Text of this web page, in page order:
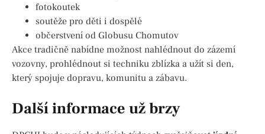
fotokoutek
soutěže pro děti i dospělé
občerstvení od Globusu Chomutov
Akce tradičně nabídne možnost nahlédnout do zázemí
vozovny, prohlédnout si techniku zblízka a užít si den,
který spojuje dopravu, komunitu a zábavu.
Další informace už brzy